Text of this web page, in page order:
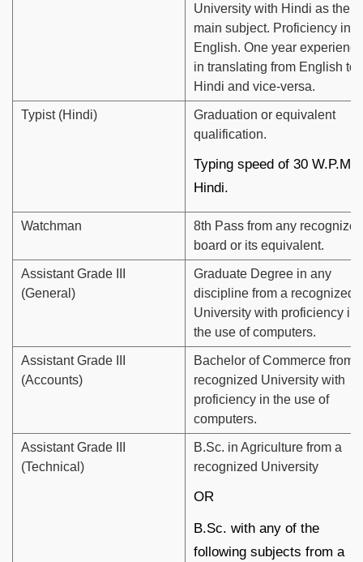
University with Hindi as the
main subject. Proficiency in
English. One year experience
in translating from English to
Hindi and vice-versa.
Typist (Hindi)
Graduation or equivalent
qualification.
Typing speed of 30 W.P.M
Hindi.
Watchman
8th Pass from any recognized
board or its equivalent.
Assistant Grade III
(General)
Graduate Degree in any
discipline from a recognized
University with proficiency in
the use of computers.
Assistant Grade III
(Accounts)
Bachelor of Commerce from
recognized University with
proficiency in the use of
computers.
Assistant Grade III
(Technical)
B.Sc. in Agriculture from a
recognized University
OR
B.Sc. with any of the
following subjects from a